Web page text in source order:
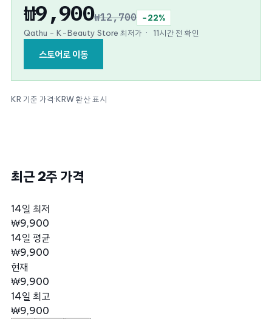
₩9,900₩12,700
−22%
Qathu - K-Beauty Store 최저가 · 11시간 전 확인
스토어로 이동
KR 기준 가격·KRW 환산 표시
최근 2주 가격
14일 최저
₩9,900
14일 평균
₩9,900
현재
₩9,900
14일 최고
₩9,900